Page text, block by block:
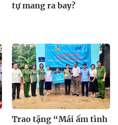
tự mang ra bay?
Trao tặng “Mái ấm tình